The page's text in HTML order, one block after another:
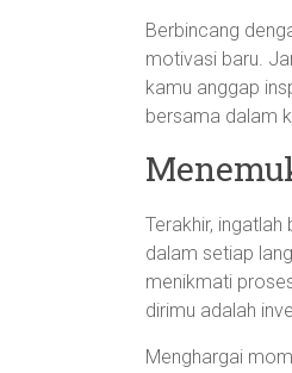
Berbincang
motivasi baru.
kamu anggap
bersama dalam
Terakhir,
dalam setiap
menikmati
dirimu adalah
Menghargai